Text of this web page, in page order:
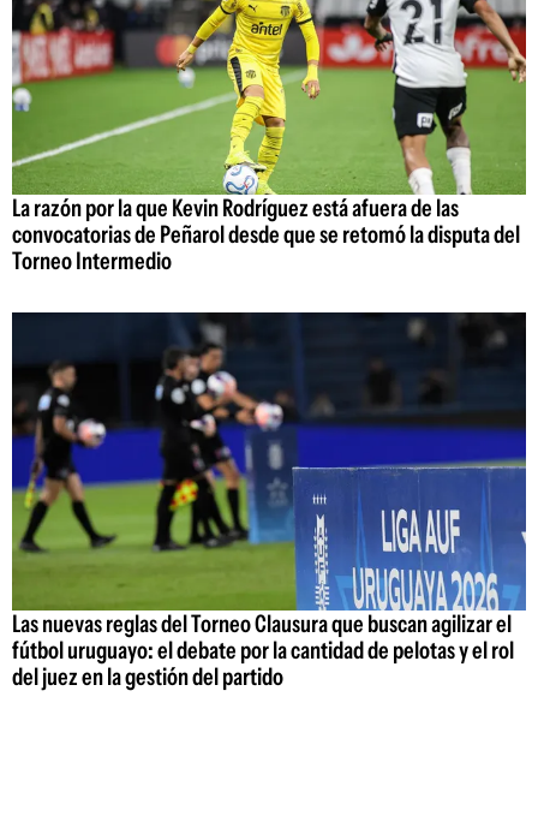
La razón por la que Kevin Rodríguez está afuera de las
convocatorias de Peñarol desde que se retomó la disputa del
Torneo Intermedio
Las nuevas reglas del Torneo Clausura que buscan agilizar el
fútbol uruguayo: el debate por la cantidad de pelotas y el rol
del juez en la gestión del partido